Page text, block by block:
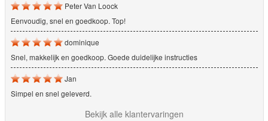
Peter Van Loock
Eenvoudig, snel en goedkoop. Top!
dominique
Snel, makkelijk en goedkoop. Goede duidelijke instructies
Jan
Simpel en snel geleverd.
Bekijk alle klantervaringen